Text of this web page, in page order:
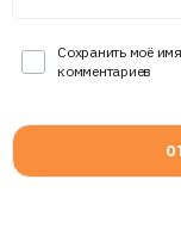
Сохранить моё
комментариев